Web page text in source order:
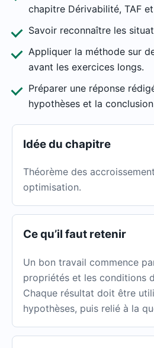
chapitre Dérivabilité, TAF
Savoir reconnaître les
Appliquer la méthode sur
avant les exercices longs.
Préparer une réponse
hypothèses et la
Idée du chapitre
Théorème des
optimisation.
Ce qu’il faut retenir
Un bon travail commence
propriétés et les conditions
Chaque résultat doit être
hypothèses, puis relié à la